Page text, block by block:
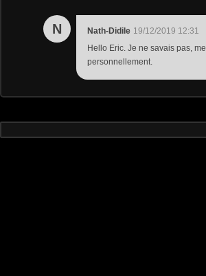
N Nath-Didile 19/12/2019 12:31
Hello Eric. Je ne savais pas,
personnellement.